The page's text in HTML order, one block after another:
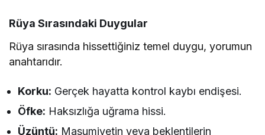
Rüya Sırasındaki Duygular
Rüya sırasında hissettiğiniz temel duygu, yorumun
anahtarıdır.
Korku: Gerçek hayatta kontrol kaybı endişesi.
Öfke: Haksızlığa uğrama hissi.
Üzüntü: Masumiyetin veya beklentilerin